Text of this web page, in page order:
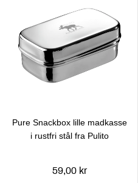
Pure Snackbox lille madkasse
i rustfri stål fra Pulito
59,00 kr